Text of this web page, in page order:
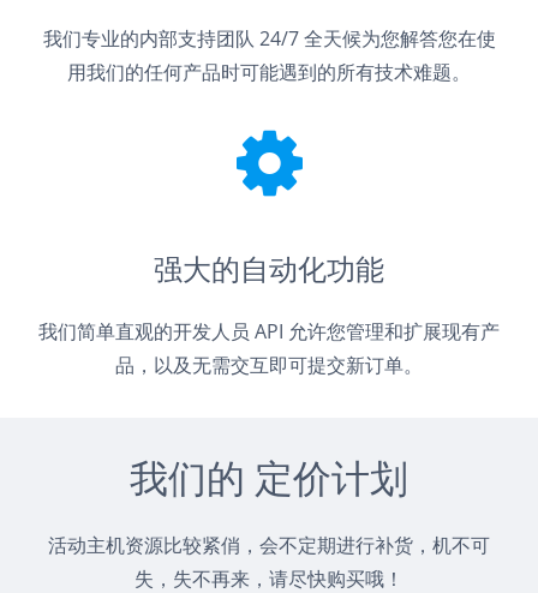
我们专业的内部支持团队 24/7 全天候为您解答您在使
用我们的任何产品时可能遇到的所有技术难题。
强大的自动化功能
我们简单直观的开发人员 API 允许您管理和扩展现有产
品，以及无需交互即可提交新订单。
我们的 定价计划
活动主机资源比较紧俏，会不定期进行补货，机不可
失，失不再来，请尽快购买哦！